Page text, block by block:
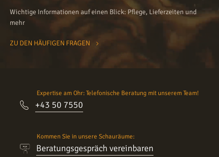
Wichtige Informationen auf einen Blick: Pflege, Lieferzeiten und
mehr
ZU DEN HÄUFIGEN FRAGEN
Expertise am Ohr: Telefonische Beratung mit unserem Team!
+43 50 7550
Kommen Sie in unsere Schauräume:
Beratungsgespräch vereinbaren